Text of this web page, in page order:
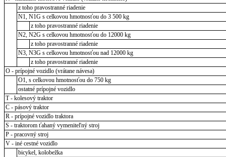
z toho pravostranné riadenie
N1, N1G s celkovou hmotnosťou do 3 500 kg
z toho pravostranné riadenie
N2, N2G s celkovou hmotnosťou do 12000 kg
z toho pravostranné riadenie
N3, N3G s celkovou hmotnosťou nad 12000 kg
z toho pravostranné riadenie
O - prípojné vozidlo (vrátane návesa)
O1, s celkovou hmotnosťou do 750 kg
ostatné prípojné vozidlo
T - kolesový traktor
C - pásový traktor
R - prípojné vozidlo traktora
S - traktorom ťahaný vymeniteľný stroj
P - pracovný stroj
V - iné cestné vozidlo
bicykel, kolobežka